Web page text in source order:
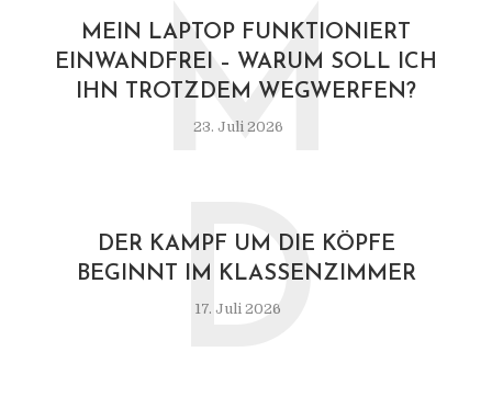
MEIN LAPTOP FUNKTIONIERT
EINWANDFREI – WARUM SOLL ICH
IHN TROTZDEM WEGWERFEN?
23. Juli 2026
M
DER KAMPF UM DIE KÖPFE
BEGINNT IM KLASSENZIMMER
17. Juli 2026
D